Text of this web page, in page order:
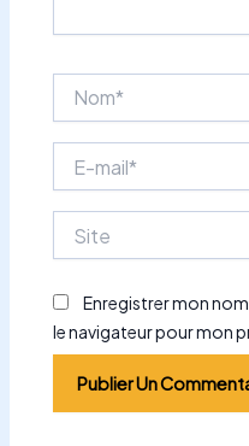
mail*
Enregistrer mon
le navigateur pour mon